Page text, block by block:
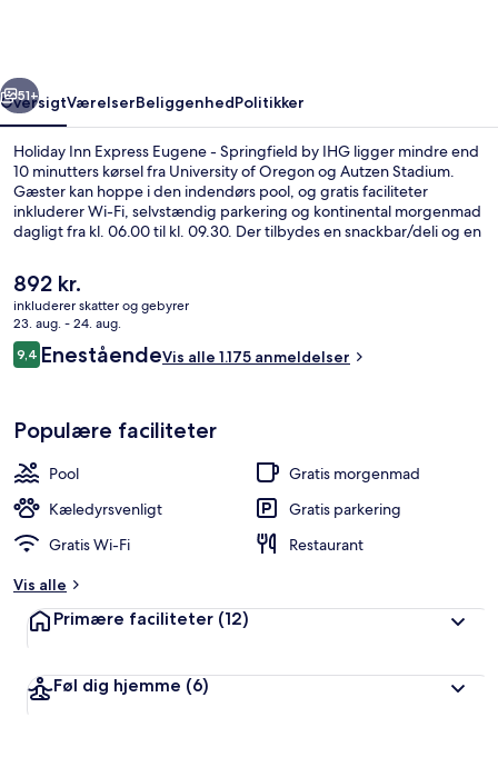
by
IHG
Næste
51+
OversigtVærelserBeliggenhedPolitikker
Holiday Inn Express Eugene - Springfield by IHG ligger mindre end
10 minutters kørsel fra University of Oregon og Autzen Stadium.
Gæster kan hoppe i den indendørs pool, og gratis faciliteter
inkluderer Wi-Fi, selvstændig parkering og kontinental morgenmad
dagligt fra kl. 06.00 til kl. 09.30. Der tilbydes en snackbar/deli og en
mikrobølgeovn. Stedets hjælpsomme personale og morgenmad får
rigtig gode bedømmelser fra rejsende.
Den
nuværende
pris
er
892 kr.
892 kr.
inkluderer skatter og gebyrer
23. aug. - 24. aug.
Anmeldelser
9,49,4 ud af 10.
EneståendeVis alle 1.175 anmeldelser
Populære faciliteter
Pool
Gratis morgenmad
Kæledyrsvenligt
Gratis parkering
Gratis Wi-Fi
Restaurant
Vis alle
Primære faciliteter (12)
Føl dig hjemme (6)